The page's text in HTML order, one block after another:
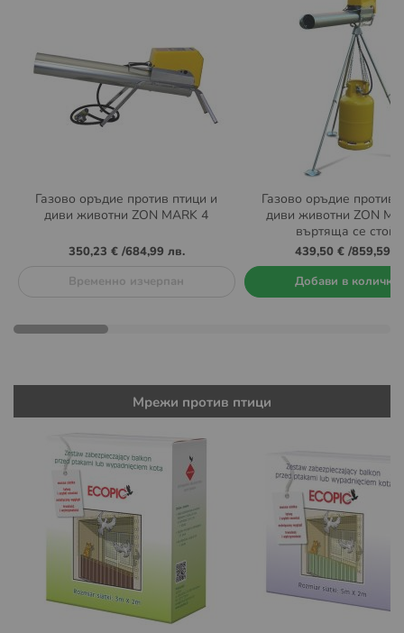
Газово оръдие против птици и
диви животни ZON MARK 4
350,23 €/684,99 лв.
Временно изчерпан
Газово оръдие против
диви животни ZON
въртяща се
439,50 €/859,59
Добави в
Мрежи против птици